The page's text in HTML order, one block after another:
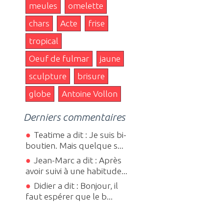
meules
omelette
chars
Acte
frise
tropical
Oeuf de fulmar
jaune
sculpture
brisure
globe
Antoine Vollon
Derniers commentaires
Teatime a dit : Je suis bi-
boutien. Mais quelque s...
Jean-Marc a dit : Après
avoir suivi à une habitude...
Didier a dit : Bonjour, il
faut espérer que le b...